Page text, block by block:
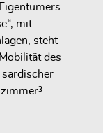
mit
steht
des